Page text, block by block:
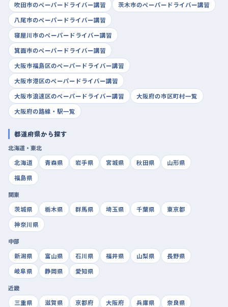
吹田市のペーパードライバー講習
茨木市のペーパードライバー講習
八尾市のペーパードライバー講習
寝屋川市のペーパードライバー講習
箕面市のペーパードライバー講習
大阪市福島区のペーパードライバー講習
大阪市港区のペーパードライバー講習
大阪市浪速区のペーパードライバー講習
大阪府の市区町村一覧
大阪府の路線・駅一覧
都道府県から探す
北海道・東北
北海道
青森県 岩手県 宮城県 秋田県
山形県
福島県
関東
茨城県
栃木県 群馬県 埼玉県 千葉県
東京都
神奈川県
中部
新潟県
富山県 石川県 福井県 山梨県
長野県
岐阜県
静岡県 愛知県
近畿
三重県
滋賀県 京都府 大阪府 兵庫県
奈良県